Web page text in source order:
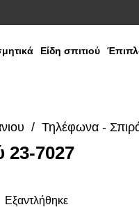
Είδη σπιτιού
Τηλέφωνα -
23-7027
Εξαντλήθηκε